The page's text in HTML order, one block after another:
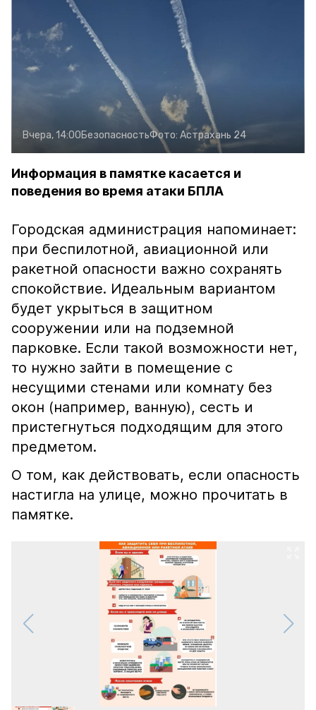
Вчера, 14:00БезопасностьФото: Астрахань 24
Информация в памятке касается и
поведения во время атаки БПЛА
Городская администрация напоминает:
при беспилотной, авиационной или
ракетной опасности важно сохранять
спокойствие. Идеальным вариантом
будет укрыться в защитном
сооружении или на подземной
парковке. Если такой возможности нет,
то нужно зайти в помещение с
несущими стенами или комнату без
окон (например, ванную), сесть и
пристегнуться подходящим для этого
предметом.
О том, как действовать, если опасность
настигла на улице, можно прочитать в
памятке.